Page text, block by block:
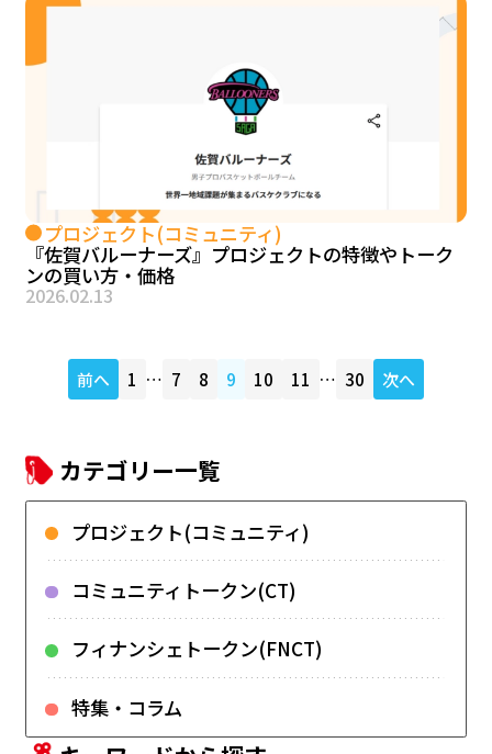
プロジェクト(コミュニティ)
『佐賀バルーナーズ』プロジェクトの特徴やトーク
ンの買い方・価格
2026.02.13
前へ 1 … 7 8 9 10 11 … 30 次へ
カテゴリー一覧
プロジェクト(コミュニティ)
コミュニティトークン(CT)
フィナンシェトークン(FNCT)
特集・コラム